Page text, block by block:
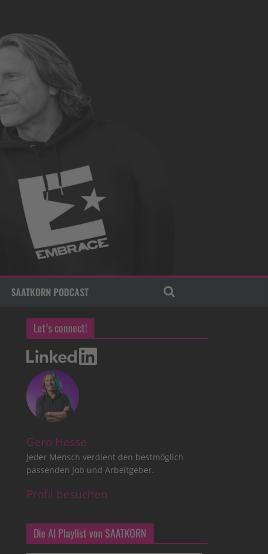
SAATKORN PODCAST
Let’s connect!
Gero Hesse
Jeder Mensch verdient den bestmöglich
passenden Job und Arbeitgeber.
Profil besuchen
Die AI Playlist von SAATKORN